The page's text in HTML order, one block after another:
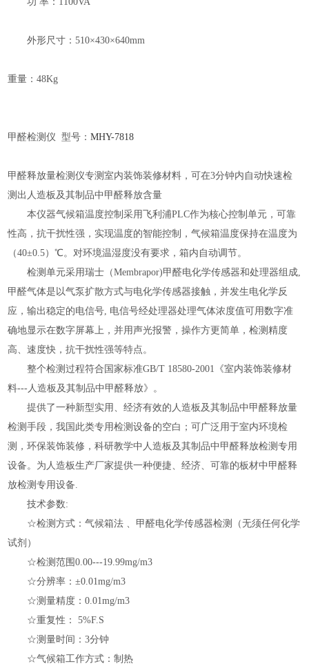
外形尺寸：510×430×640mm
重量：48Kg
甲醛检测仪 型号：MHY-7818
甲醛释放量检测仪专测室内装饰装修材料，可在3分钟内自动快速检
测出人造板及其制品中甲醛释放含量
本仪器气候箱温度控制采用飞利浦PLC作为核心控制单元，可靠
性高，抗干扰性强，实现温度的智能控制，气候箱温度保持在温度为
（40±0.5）℃。对环境温湿度没有要求，箱内自动调节。
检测单元采用瑞士（Membrapor)甲醛电化学传感器和处理器组成,
甲醛气体是以气泵扩散方式与电化学传感器接触，并发生电化学反
应，输出稳定的电信号, 电信号经处理器处理气体浓度值可用数字准
确地显示在数字屏幕上，并用声光报警，操作方更简单，检测精度
高、速度快，抗干扰性强等特点。
整个检测过程符合国家标准GB/T 18580-2001《室内装饰装修材
料---人造板及其制品中甲醛释放》。
提供了一种新型实用、经济有效的人造板及其制品中甲醛释放量
检测手段，我国此类专用检测设备的空白；可广泛用于室内环境检
测，环保装饰装修，科研教学中人造板及其制品中甲醛释放检测专用
设备。为人造板生产厂家提供一种便捷、经济、可靠的板材中甲醛释
放检测专用设备.
技术参数:
☆检测方式：气候箱法 、甲醛电化学传感器检测（无须任何化学
试剂）
☆检测范围0.00---19.99mg/m3
☆分辨率：±0.01mg/m3
☆测量精度：0.01mg/m3
☆重复性： 5%F.S
☆测量时间：3分钟
☆气候箱工作方式：制热